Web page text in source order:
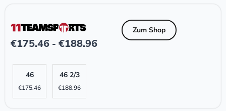
€175.46 - €188.96
Zum Shop
46
€175.46
46 2/3
€188.96